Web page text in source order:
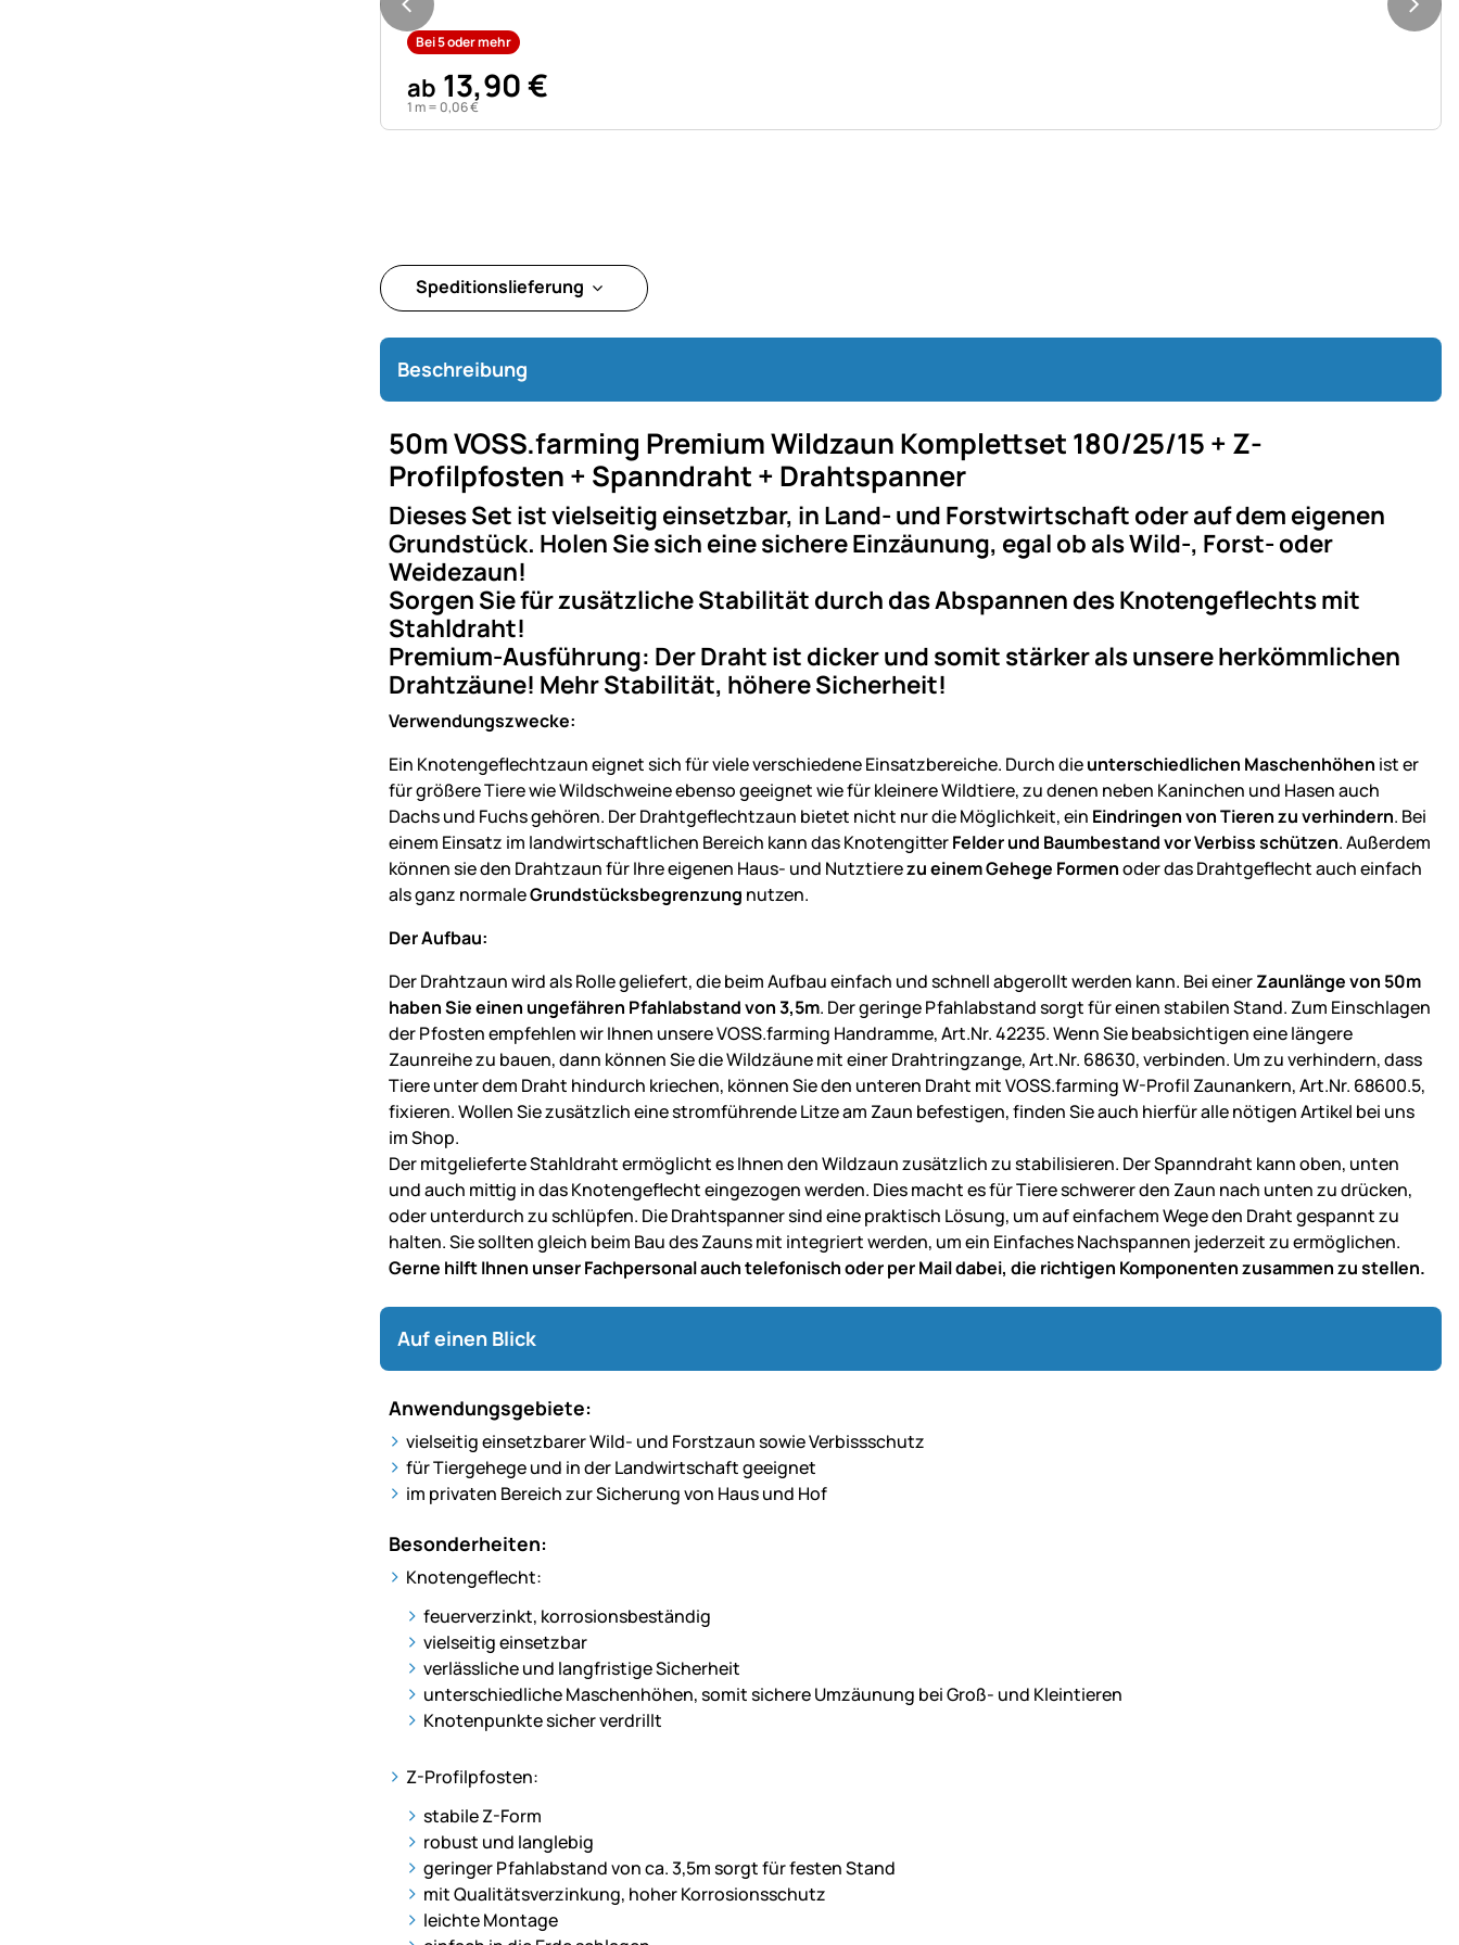
Bei 5 oder mehr
ab 13,90€
1 m = 0,06€
Speditionslieferung
Beschreibung
50m VOSS.farming Premium Wildzaun Komplettset 180/25/15 + Z-
Profilpfosten + Spanndraht + Drahtspanner
Dieses Set ist vielseitig einsetzbar, in Land- und Forstwirtschaft oder auf dem eigenen
Grundstück. Holen Sie sich eine sichere Einzäunung, egal ob als Wild-, Forst- oder
Weidezaun!
Sorgen Sie für zusätzliche Stabilität durch das Abspannen des Knotengeflechts mit
Stahldraht!
Premium-Ausführung: Der Draht ist dicker und somit stärker als unsere herkömmlichen
Drahtzäune! Mehr Stabilität, höhere Sicherheit!
Verwendungszwecke:
Ein Knotengeflechtzaun eignet sich für viele verschiedene Einsatzbereiche. Durch dieunterschiedlichen Maschenhöhen ist er
für größere Tiere wie Wildschweine ebenso geeignet wie für kleinere Wildtiere, zu denen neben Kaninchen und Hasen auch
Dachs und Fuchs gehören. Der Drahtgeflechtzaun bietet nicht nur die Möglichkeit, ein Eindringen von Tieren zu verhindern. Bei
einem Einsatz im landwirtschaftlichen Bereich kann das KnotengitterFelder und Baumbestand vor Verbiss schützen. Außerdem
können sie den Drahtzaun für Ihre eigenen Haus- und Nutztierezu einem Gehege Formenoder das Drahtgeflecht auch einfach
als ganz normaleGrundstücksbegrenzung nutzen.
Der Aufbau:
Der Drahtzaun wird als Rolle geliefert, die beim Aufbau einfach und schnell abgerollt werden kann. Bei einerZaunlänge von 50m
haben Sie einen ungefähren Pfahlabstand von 3,5m. Der geringe Pfahlabstand sorgt für einen stabilen Stand. Zum Einschlagen
der Pfosten empfehlen wir Ihnen unsere VOSS.farming Handramme, Art.Nr. 42235. Wenn Sie beabsichtigen eine längere
Zaunreihe zu bauen, dann können Sie die Wildzäune mit einer Drahtringzange, Art.Nr. 68630, verbinden. Um zu verhindern, dass
Tiere unter dem Draht hindurch kriechen, können Sie den unteren Draht mit VOSS.farming W-Profil Zaunankern, Art.Nr. 68600.5,
fixieren. Wollen Sie zusätzlich eine stromführende Litze am Zaun befestigen, finden Sie auch hierfür alle nötigen Artikel bei uns
im Shop.
Der mitgelieferte Stahldraht ermöglicht es Ihnen den Wildzaun zusätzlich zu stabilisieren. Der Spanndraht kann oben, unten
und auch mittig in das Knotengeflecht eingezogen werden. Dies macht es für Tiere schwerer den Zaun nach unten zu drücken,
oder unterdurch zu schlüpfen. Die Drahtspanner sind eine praktisch Lösung, um auf einfachem Wege den Draht gespannt zu
halten. Sie sollten gleich beim Bau des Zauns mit integriert werden, um ein Einfaches Nachspannen jederzeit zu ermöglichen.
Gerne hilft Ihnen unser Fachpersonal auch telefonisch oder per Mail dabei, die richtigen Komponenten zusammen zu stellen.
Auf einen Blick
Anwendungsgebiete:
vielseitig einsetzbarer Wild- und Forstzaun sowie Verbissschutz
für Tiergehege und in der Landwirtschaft geeignet
im privaten Bereich zur Sicherung von Haus und Hof
Besonderheiten:
Knotengeflecht:
feuerverzinkt, korrosionsbeständig
vielseitig einsetzbar
verlässliche und langfristige Sicherheit
unterschiedliche Maschenhöhen, somit sichere Umzäunung bei Groß- und Kleintieren
Knotenpunkte sicher verdrillt
Z-Profilpfosten:
stabile Z-Form
robust und langlebig
geringer Pfahlabstand von ca. 3,5m sorgt für festen Stand
mit Qualitätsverzinkung, hoher Korrosionsschutz
leichte Montage